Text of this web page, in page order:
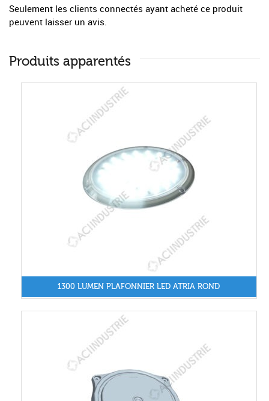
Seulement les clients connectés ayant acheté ce produit
peuvent laisser un avis.
Produits apparentés
1300 LUMEN PLAFONNIER LED ATRIA ROND